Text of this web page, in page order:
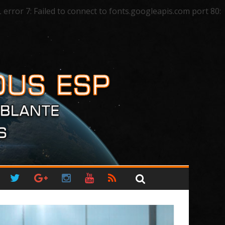
7: Failed to connect to fonts.googleapis.com port 80: